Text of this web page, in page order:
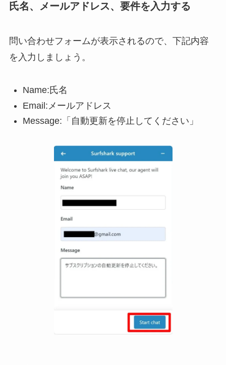
氏名、メールアドレス、要件を入力する
問い合わせフォームが表示されるので、下記内容
を入力しましょう。
Name:氏名
Email:メールアドレス
Message:「自動更新を停止してください」